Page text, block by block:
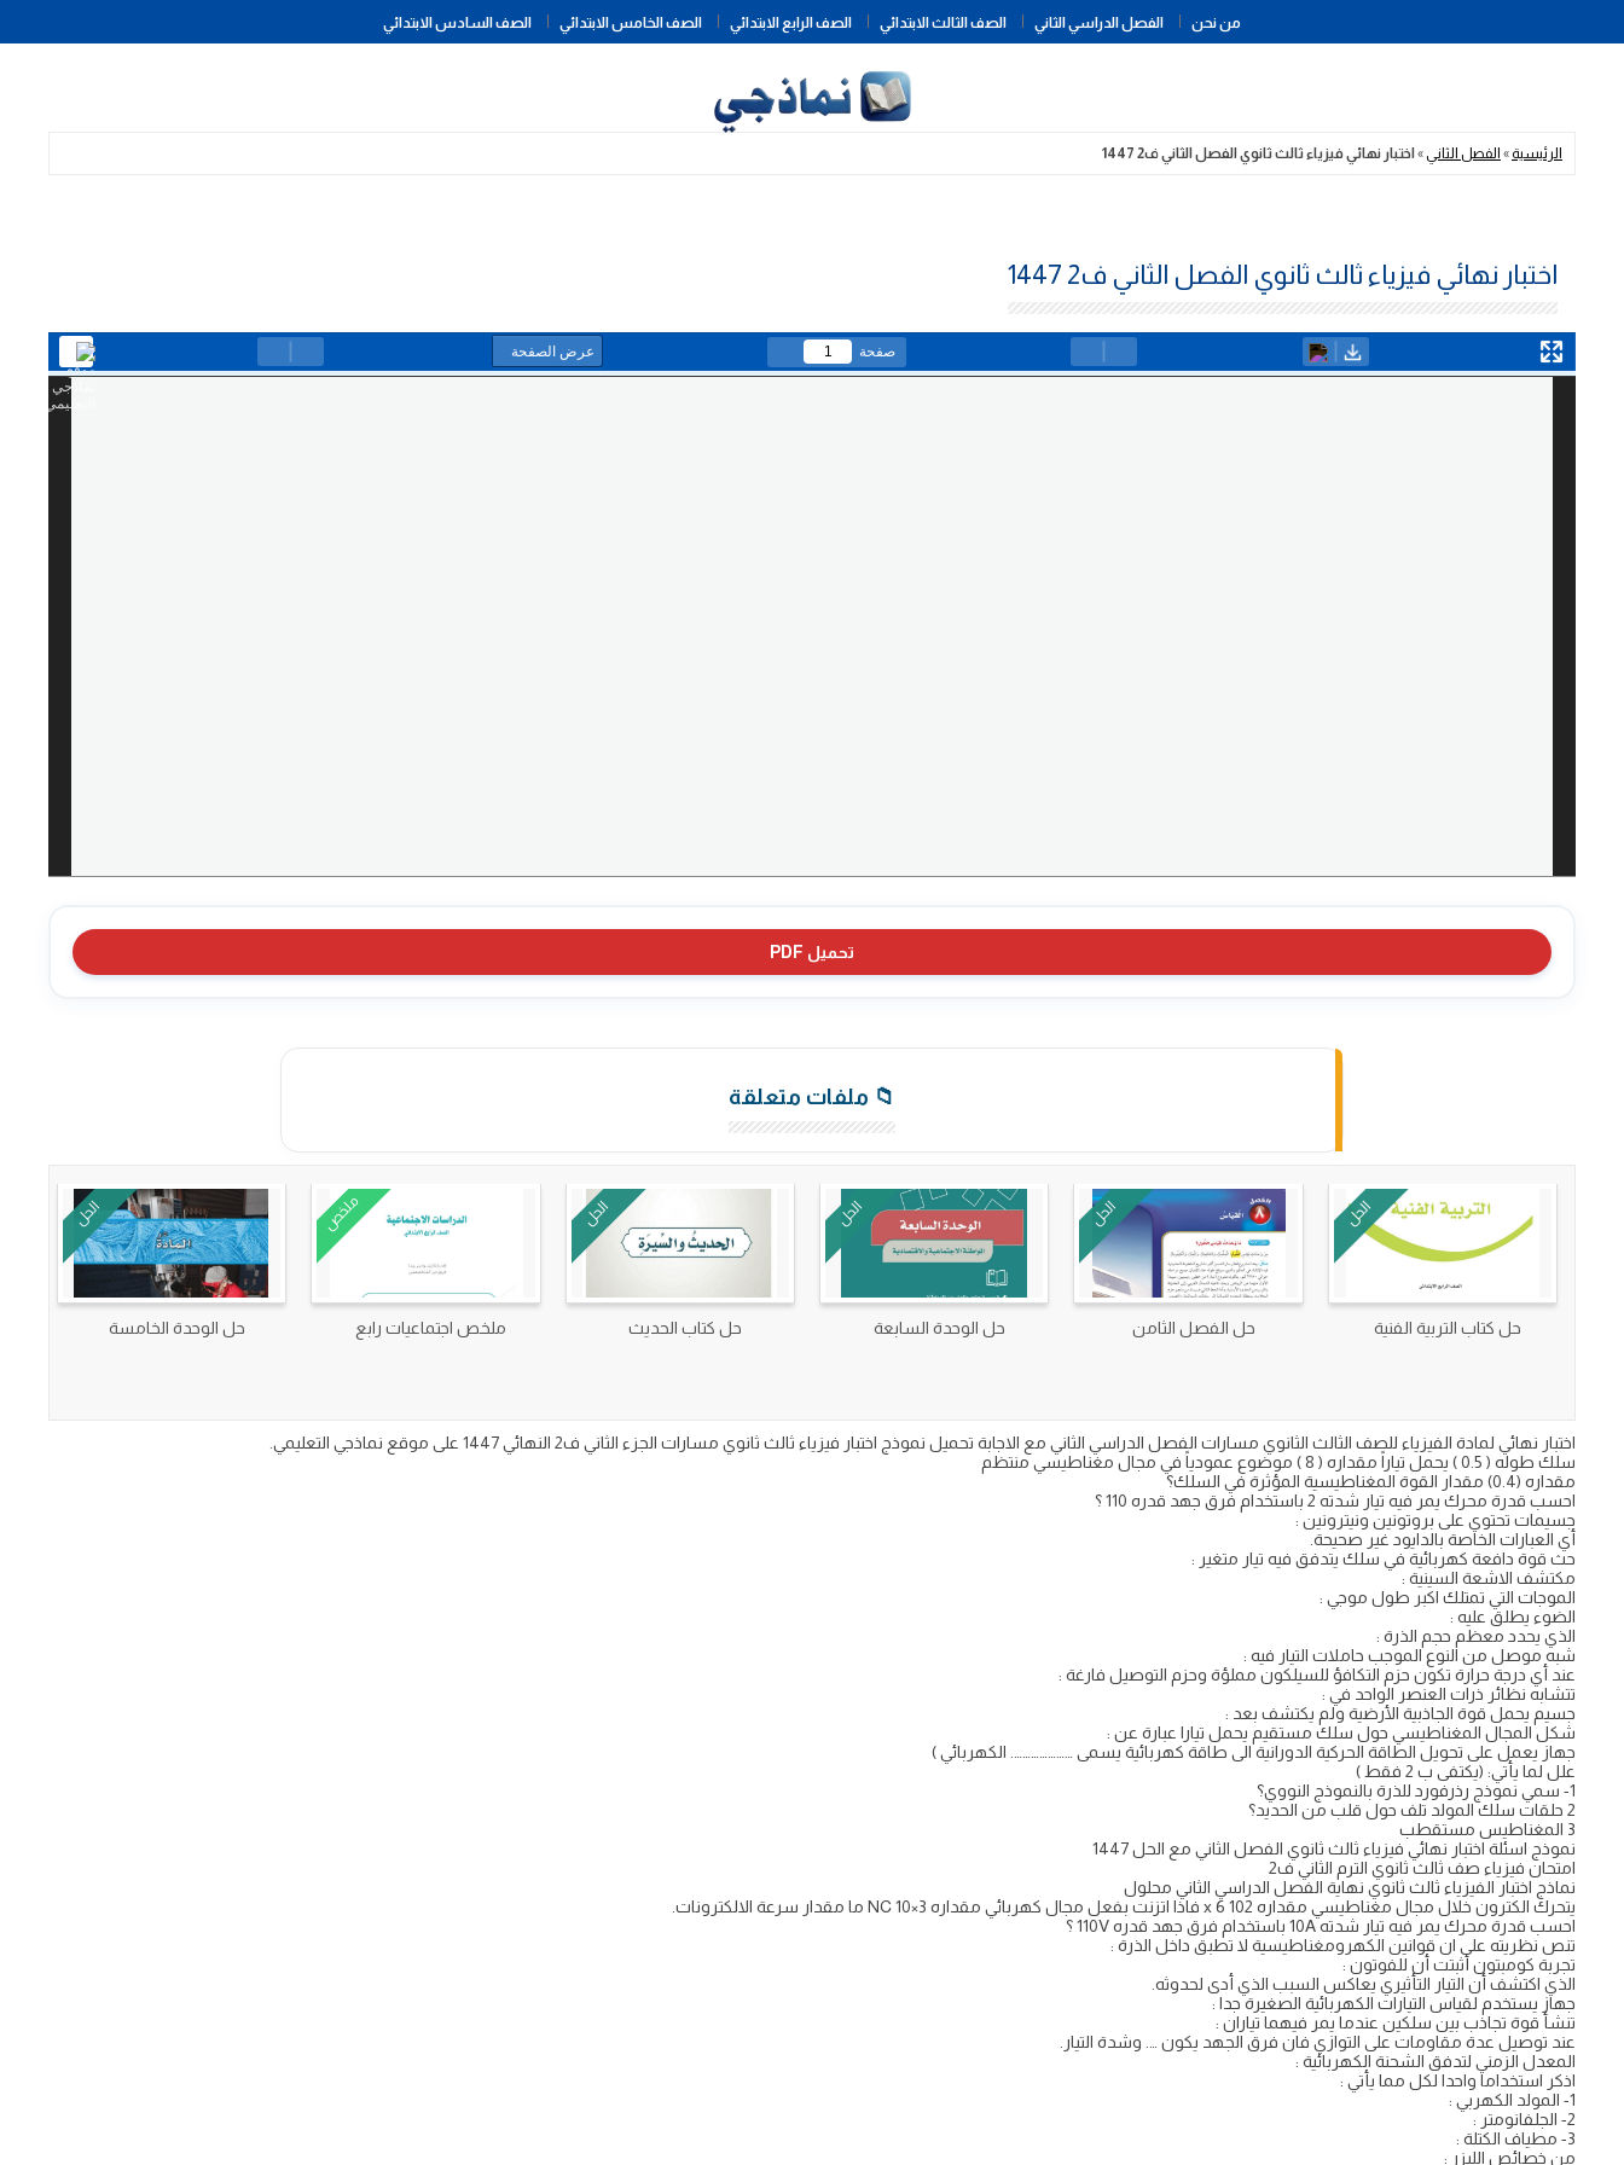
Skip
to
من نحن الفصل الدراسي الثاني الصف الثالث الابتدائي الصف الرابع الابتدائي الصف الخامس الابتدائي الصف السادس الابتدائي
الرئيسية » الفصل الثاني »اختبار نهائي فيزياء ثالث ثانوي الفصل الثاني ف2 1447
اختبار نهائي فيزياء ثالث ثانوي الفصل الثاني ف2 1447
تحميل PDF
📁 ملفات متعلقة
الحل
حل كتاب التربية الفنية
الحل
حل الفصل الثامن
الحل
حل الوحدة السابعة
الحل
حل كتاب الحديث
ملخص
ملخص اجتماعيات رابع
الحل
حل الوحدة الخامسة
اختبار نهائي لمادة الفيزياء للصف الثالث الثانوي مسارات الفصل الدراسي الثاني مع الاجابة تحميل نموذج اختبار فيزياء ثالث ثانوي مسارات الجزء الثاني ف2 النهائي 1447 على موقع نماذجي التعليمي.
سلك طوله ( 0.5 ) يحمل تياراً مقداره ( 8 ) موضوع عمودياً في مجال مغناطيسي منتظم
مقداره (0.4) مقدار القوة المغناطيسية المؤثرة في السلك؟
احسب قدرة محرك يمر فيه تيار شدته 2 باستخدام فرق جهد قدره 110 ؟
جسيمات تحتوي على بروتونين ونيترونين :
أي العبارات الخاصة بالدايود غير صحيحة.
حث قوة دافعة كهربائية في سلك يتدفق فيه تيار متغير :
مكتشف الاشعة السينية :
الموجات التي تمتلك اكبر طول موجي :
الضوء يطلق عليه :
الذي يحدد معظم حجم الذرة :
شبه موصل من النوع الموجب حاملات التيار فيه :
عند أي درجة حرارة تكون حزم التكافؤ للسيلكون مملؤة وحزم التوصيل فارغة :
تتشابه نظائر ذرات العنصر الواحد في :
جسيم يحمل قوة الجاذبية الأرضية ولم يكتشف بعد :
شكل المجال المغناطيسي حول سلك مستقيم يحمل تيارا عبارة عن :
جهاز يعمل على تحويل الطاقة الحركية الدورانية الى طاقة كهربائية يسمى …………………. الكهربائي )
علل لما يأتي: (يكتفى ب 2 فقط )
1- سمي نموذج رذرفورد للذرة بالنموذج النووي؟
2 حلقات سلك المولد تلف حول قلب من الحديد؟
3 المغناطيس مستقطب
نموذج اسئلة اختبار نهائي فيزياء ثالث ثانوي الفصل الثاني مع الحل 1447
امتحان فيزياء صف ثالث ثانوي الترم الثاني ف2
نماذج اختبار الفيزياء ثالث ثانوي نهاية الفصل الدراسي الثاني محلول
يتحرك الكترون خلال مجال مغناطيسي مقداره 102 x 6 فاذا اتزنت بفعل مجال كهربائي مقداره 3×10 NC ما مقدار سرعة الالكترونات.
احسب قدرة محرك يمر فيه تيار شدته 10A باستخدام فرق جهد قدره 110V ؟
تنص نظريته على ان قوانين الكهرومغناطيسية لا تطبق داخل الذرة :
تجربة كومبتون أثبتت أن للفوتون :
الذي اكتشف أن التيار التأثيري يعاكس السبب الذي أدى لحدوثه.
جهاز يستخدم لقياس التيارات الكهربائية الصغيرة جدا :
تنشأ قوة تجاذب بين سلكين عندما يمر فيهما تياران :
عند توصيل عدة مقاومات على التوازي فان فرق الجهد يكون …. وشدة التيار.
المعدل الزمني لتدفق الشحنة الكهربائية :
اذكر استخداما واحدا لكل مما يأتي :
1- المولد الكهربي :
2- الجلفانومتر :
3- مطياف الكتلة :
من خصائص الليزر :